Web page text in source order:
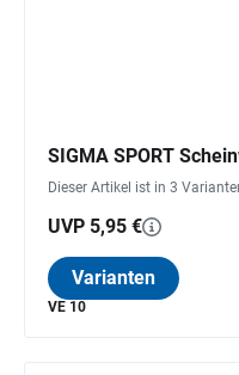
SIGMA SPORT
Dieser Artikel ist in 3
UVP 5,95 €
Varianten
VE 10